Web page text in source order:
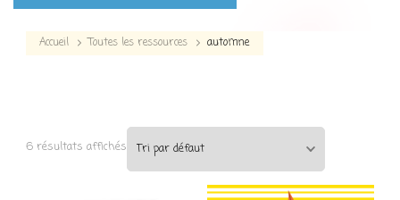
Accueil Toutes les ressources automne
6 résultats affichés